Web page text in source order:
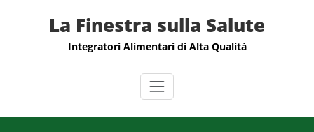
La Finestra sulla Salute
Integratori Alimentari di Alta Qualità